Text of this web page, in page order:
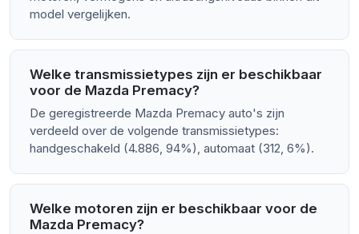
model vergelijken.
Welke transmissietypes zijn er beschikbaar
voor de Mazda Premacy?
De geregistreerde Mazda Premacy auto's zijn
verdeeld over de volgende transmissietypes:
handgeschakeld (4.886, 94%), automaat (312, 6%).
Welke motoren zijn er beschikbaar voor de
Mazda Premacy?